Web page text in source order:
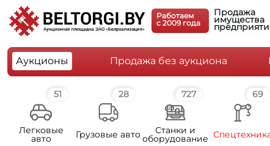
Работаем
c 2009 года
Продажа
имущества
Аукционы Продажа без аукциона
51
Легковые
авто
28
Грузовые авто
727
Станки и
оборудование
69